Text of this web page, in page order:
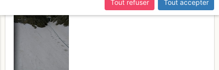
Tout refuser
Tout accepter